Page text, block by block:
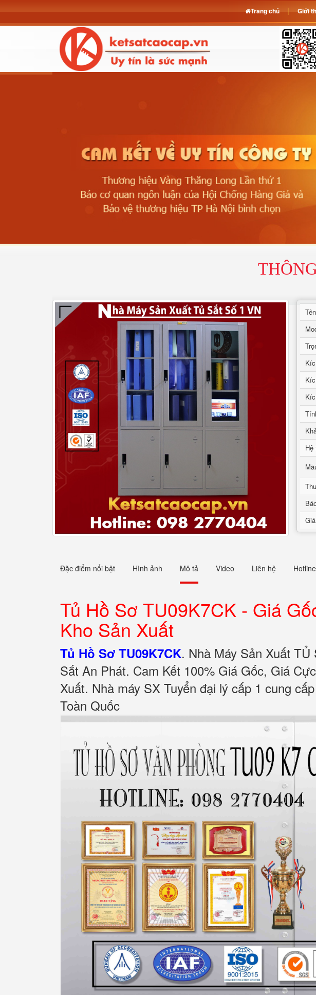
Hệ
Giá
Đặc điểm nổi bật Hình ảnh Mô tả Video Liên hệ
Tủ Hồ Sơ TU09K7CK - Giá
Kho Sản Xuất
Tủ Hồ Sơ TU09K7CK. Nhà Máy Sản Xuất
Sắt An Phát. Cam Kết 100% Giá Gốc, Giá
Xuất. Nhà máy SX Tuyển đại lý cấp 1 cung
Toàn Quốc
Trang chủ Giới